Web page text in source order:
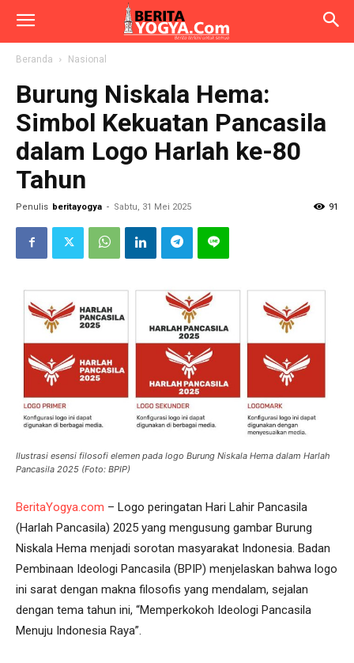
Beranda Nasional
Burung Niskala Hema:
Simbol Kekuatan Pancasila
dalam Logo Harlah ke-80
Tahun
Penulis beritayogya - Sabtu, 31 Mei 2025 91
Ilustrasi esensi filosofi elemen pada logo Burung Niskala Hema dalam Harlah
Pancasila 2025 (Foto: BPIP)
BeritaYogya.com – Logo peringatan Hari Lahir Pancasila
(Harlah Pancasila) 2025 yang mengusung gambar Burung
Niskala Hema menjadi sorotan masyarakat Indonesia. Badan
Pembinaan Ideologi Pancasila (BPIP) menjelaskan bahwa logo
ini sarat dengan makna filosofis yang mendalam, sejalan
dengan tema tahun ini, “Memperkokoh Ideologi Pancasila
Menuju Indonesia Raya”.